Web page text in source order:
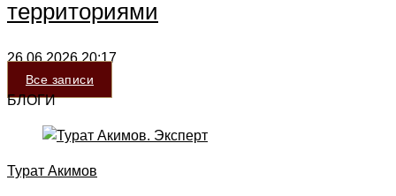
территориями
26.06.202620:17
Все записи
БЛОГИ
Турат Акимов